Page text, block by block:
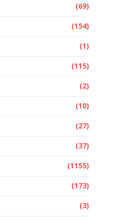
(69)
(154)
(1)
(115)
(2)
(10)
(27)
(37)
(1155)
(173)
(3)